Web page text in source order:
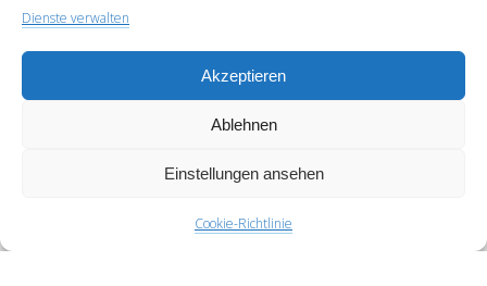
Dienste verwalten
Akzeptieren
Ablehnen
Einstellungen ansehen
Cookie-Richtlinie
Feeds